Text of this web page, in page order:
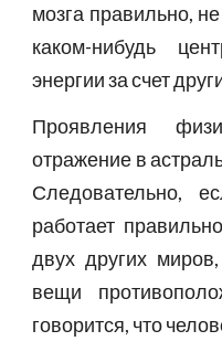
мозга правильно,
каком-нибудь
энергии за счет
Проявления
отражение в
Следовательно,
работает
двух других
вещи
говорится, что